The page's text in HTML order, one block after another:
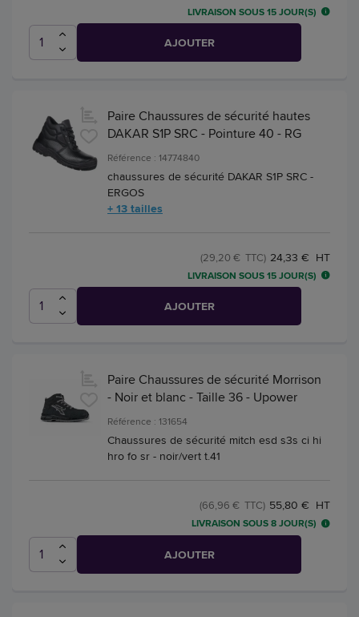
LIVRAISON SOUS 15 JOUR(S)
AJOUTER
Paire Chaussures de sécurité hautes
DAKAR S1P SRC - Pointure 40 - RG
Référence : 14774840
chaussures de sécurité DAKAR S1P SRC -
ERGOS
+ 13 tailles
24,33 € HT
(29,20 € TTC)
LIVRAISON SOUS 15 JOUR(S)
AJOUTER
Paire Chaussures de sécurité Morrison
- Noir et blanc - Taille 36 - Upower
Référence : 131654
Chaussures de sécurité mitch esd s3s ci hi
hro fo sr - noir/vert t.41
55,80 € HT
(66,96 € TTC)
LIVRAISON SOUS 8 JOUR(S)
AJOUTER